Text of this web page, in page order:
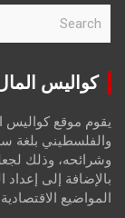
r
كواليس
يقوم موقع كواليس
والفلسطيني بلغة
وشرائحه، وذلك
بالإضافة إلى
المواضيع الاقتصادية